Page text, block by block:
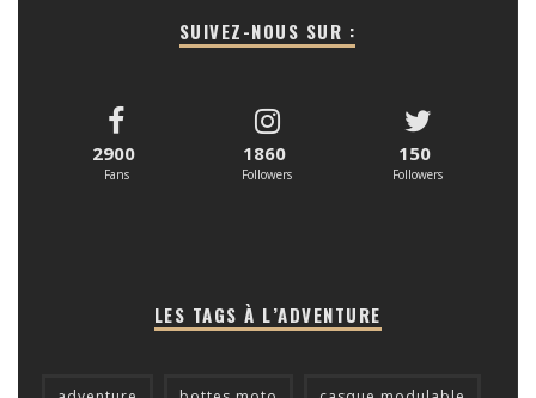
SUIVEZ-NOUS SUR :
2900
Fans
1860
Followers
150
Followers
LES TAGS À L’ADVENTURE